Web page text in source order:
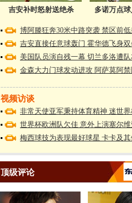
吉安补时怒射送绝杀 多诺万点
博阿滕狂奔30米中路突袭 禁区前
吉安直接任意球轰门 霍华德飞身
美国队员演自残一幕 切兰多洛遭队
金森大力门球发动进攻 阿萨莫阿
视频访谈
非常天使亚军秉持体育精神 迷世
世界杯欧洲队欠佳 意外上演塞尔维
梅西球技为表现最好球星 卡卡及
顶级评论